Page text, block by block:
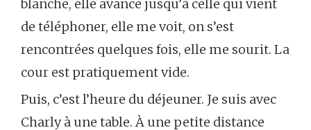
blanche, elle avance jusqu’à celle qui vient
de téléphoner, elle me voit, on s’est
rencontrées quelques fois, elle me sourit. La
cour est pratiquement vide.
Puis, c’est l’heure du déjeuner. Je suis avec
Charly à une table. À une petite distance